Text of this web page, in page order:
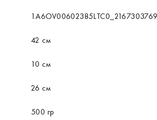
1A6OV00602385LTC0_2167303769
42 см
10 см
26 см
500 гр